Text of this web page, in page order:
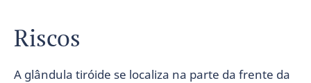
Riscos
A glândula tiróide se localiza na parte da frente da